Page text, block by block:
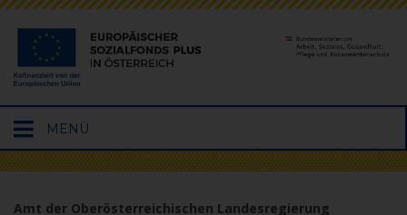
Hauptmenü
öffnen
MENÜ
Amt der Oberösterreichischen Landesregierung